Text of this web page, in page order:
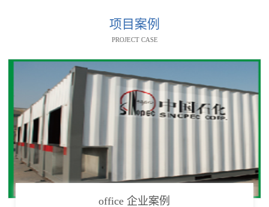
项目案例
PROJECT CASE
office 企业案例